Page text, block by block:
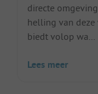
directe
helling van deze
biedt volop wa...
Lees meer